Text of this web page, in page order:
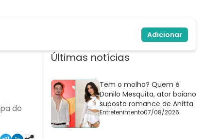
Adicionar
do
Últimas notícias
Tem o molho? Quem é
Danilo Mesquita, ator baiano
suposto romance de Anitta
Entretenimento07/08/2026